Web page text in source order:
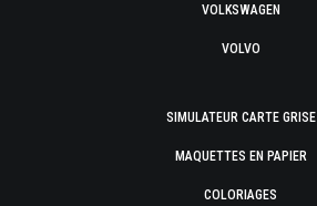
VOLKSWAGEN
VOLVO
SIMULATEUR CARTE GRISE
MAQUETTES EN PAPIER
COLORIAGES